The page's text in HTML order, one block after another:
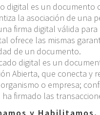
digital es un documento
la asociación de una
firma digital válida
ofrece las mismas
de un documento.
digital es un
Abierta, que conecta y
o empresa;
firmado las